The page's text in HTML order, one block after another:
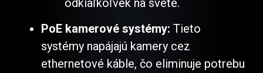
PoE kamerové systémy: Tieto
systémy napájajú kamery cez
ethernetové káble, čo eliminuje potrebu